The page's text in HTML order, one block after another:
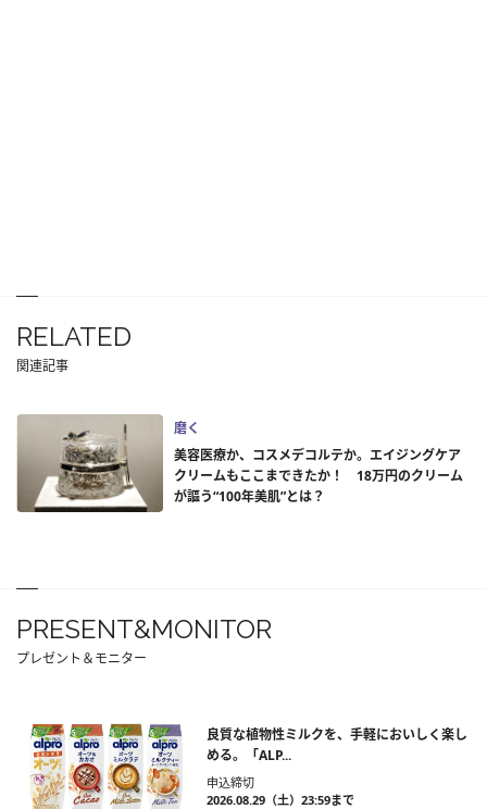
RELATED
関連記事
磨く
美容医療か、コスメデコルテか。エイジングケア
クリームもここまできたか！ 18万円のクリーム
が謳う“100年美肌”とは？
PRESENT&MONITOR
プレゼント＆モニター
良質な植物性ミルクを、手軽においしく楽し
める。「ALP...
申込締切
2026.08.29（土）23:59まで